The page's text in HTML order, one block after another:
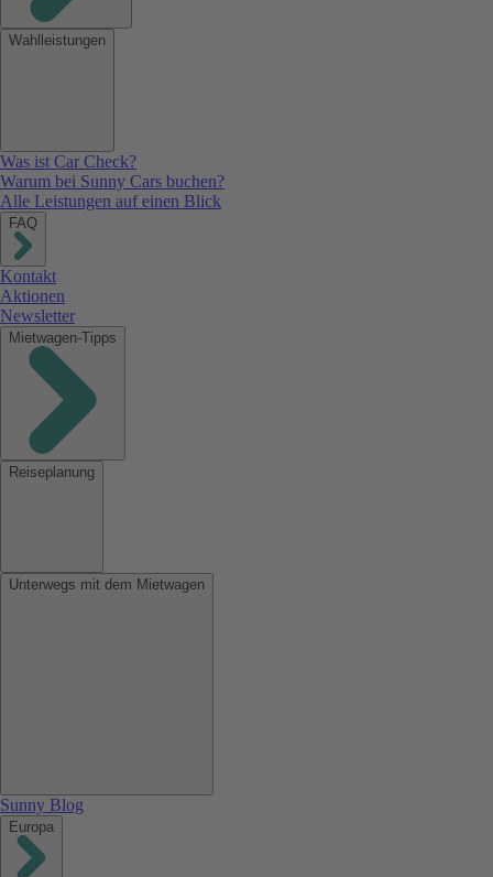
Wahlleistungen
Was ist Car Check?
Warum bei Sunny Cars buchen?
Alle Leistungen auf einen Blick
FAQ
Kontakt
Aktionen
Newsletter
Mietwagen-Tipps
Reiseplanung
Unterwegs mit dem Mietwagen
Sunny Blog
Europa